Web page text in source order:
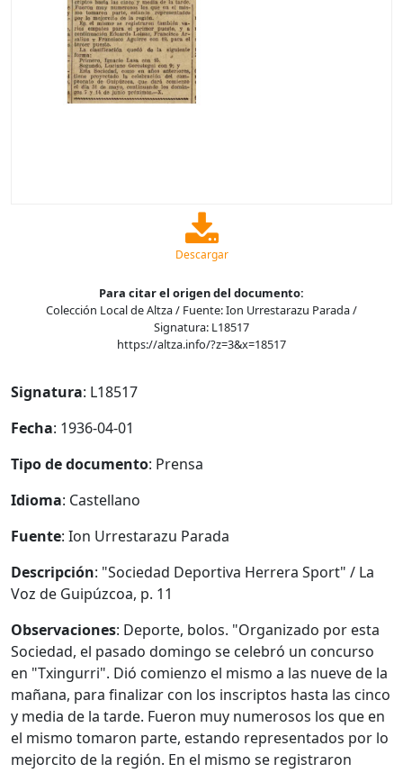
Descargar
Para citar el origen del documento:
Colección Local de Altza / Fuente: Ion Urrestarazu Parada /
Signatura: L18517
https://altza.info/?z=3&x=18517
Signatura: L18517
Fecha: 1936-04-01
Tipo de documento: Prensa
Idioma: Castellano
Fuente: Ion Urrestarazu Parada
Descripción: "Sociedad Deportiva Herrera Sport" / La
Voz de Guipúzcoa, p. 11
Observaciones: Deporte, bolos. "Organizado por esta
Sociedad, el pasado domingo se celebró un concurso
en "Txingurri". Dió comienzo el mismo a las nueve de la
mañana, para finalizar con los inscriptos hasta las cinco
y media de la tarde. Fueron muy numerosos los que en
el mismo tomaron parte, estando representados por lo
mejorcito de la región. En el mismo se registraron